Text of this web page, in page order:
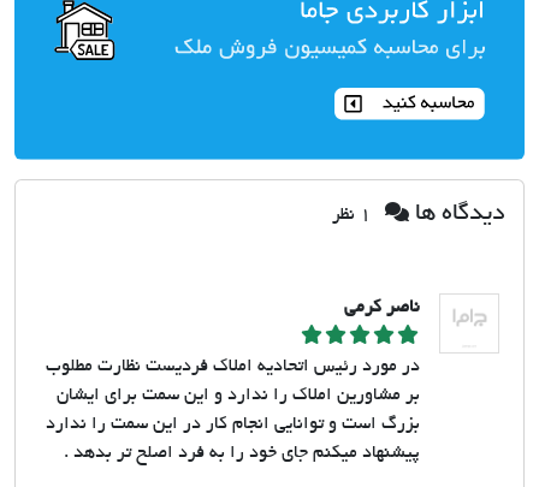
دیدگاه ها
ناصر کرمی
در مورد رئیس اتحادیه املاک فردیست نظارت مطلوب
بر مشاورین املاک را ندارد و این سمت برای ایشان
بزرگ است و توانایی انجام کار در این سمت را ندارد
پیشنهاد میکنم جای خود را به فرد اصلح تر بدهد .